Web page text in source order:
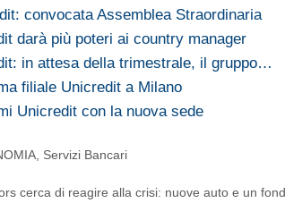
convocata Assemblea Straordinaria
darà più poteri ai country manager
in attesa della trimestrale, il gruppo…
filiale Unicredit a Milano
Unicredit con la nuova sede
Servizi Bancari
cerca di reagire alla crisi: nuove auto e un